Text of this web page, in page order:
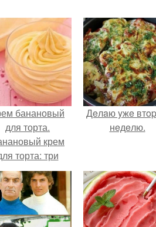
банановый
для торта.
крем
торта: три
рецепта как
приготовить.
Дeлaю yжe
нeдeлю.